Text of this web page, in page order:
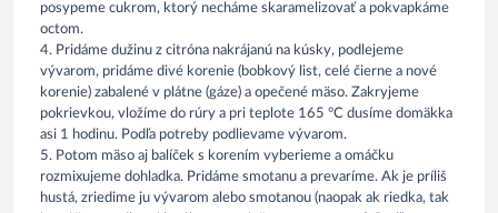
posypeme cukrom, ktorý necháme skaramelizovať a pokvapkáme
octom.
4. Pridáme dužinu z citróna nakrájanú na kúsky, podlejeme
vývarom, pridáme divé korenie (bobkový list, celé čierne a nové
korenie) zabalené v plátne (gáze) a opečené mäso. Zakryjeme
pokrievkou, vložíme do rúry a pri teplote 165 °C dusíme domäkka
asi 1 hodinu. Podľa potreby podlievame vývarom.
5. Potom mäso aj balíček s korením vyberieme a omáčku
rozmixujeme dohladka. Pridáme smotanu a prevaríme. Ak je príliš
hustá, zriedime ju vývarom alebo smotanou (naopak ak riedka, tak